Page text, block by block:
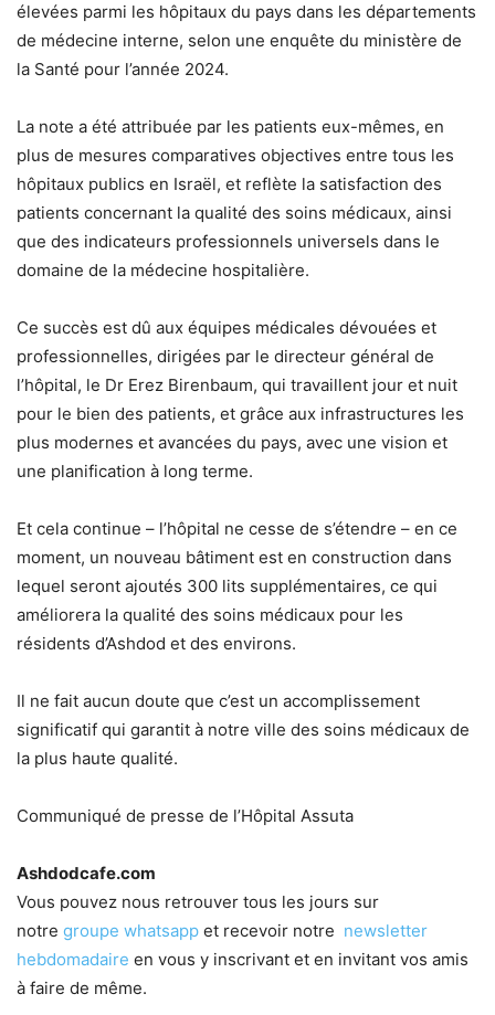
élevées parmi les hôpitaux du pays dans les départements
de médecine interne, selon une enquête du ministère de
la Santé pour l’année 2024.
La note a été attribuée par les patients eux-mêmes, en
plus de mesures comparatives objectives entre tous les
hôpitaux publics en Israël, et reflète la satisfaction des
patients concernant la qualité des soins médicaux, ainsi
que des indicateurs professionnels universels dans le
domaine de la médecine hospitalière.
Ce succès est dû aux équipes médicales dévouées et
professionnelles, dirigées par le directeur général de
l’hôpital, le Dr Erez Birenbaum, qui travaillent jour et nuit
pour le bien des patients, et grâce aux infrastructures les
plus modernes et avancées du pays, avec une vision et
une planification à long terme.
Et cela continue – l’hôpital ne cesse de s’étendre – en ce
moment, un nouveau bâtiment est en construction dans
lequel seront ajoutés 300 lits supplémentaires, ce qui
améliorera la qualité des soins médicaux pour les
résidents d’Ashdod et des environs.
Il ne fait aucun doute que c’est un accomplissement
significatif qui garantit à notre ville des soins médicaux de
la plus haute qualité.
Communiqué de presse de l’Hôpital Assuta
Ashdodcafe.com
Vous pouvez nous retrouver tous les jours sur
notre groupe whatsapp et recevoir notre newsletter
hebdomadaire en vous y inscrivant et en invitant vos amis
à faire de même.